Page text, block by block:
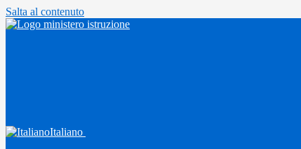
Salta al contenuto
Italiano